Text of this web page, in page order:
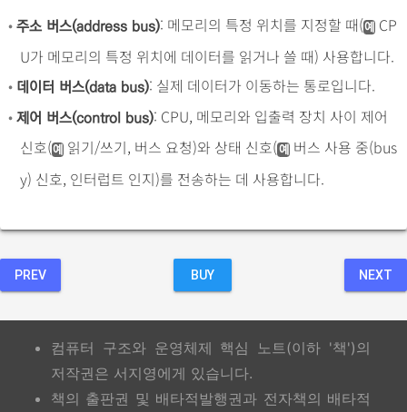
• 주소 버스(address bus): 메모리의 특정 위치를 지정할 때(예
CP
U가 메모리의 특정 위치에 데이터를 읽거나 쓸 때) 사용합니다.
• 데이터 버스(data bus): 실제 데이터가 이동하는 통로입니다.
• 제어 버스(control bus): CPU, 메모리와 입출력 장치 사이 제어
신호(예 읽기/쓰기, 버스 요청)와 상태 신호(예 버스 사용 중(bus
y) 신호, 인터럽트 인지)를 전송하는 데 사용합니다.
PREV BUY NEXT
컴퓨터 구조와 운영체제 핵심 노트(이하 '책')의
저작권은 서지영에게 있습니다.
책의 출판권 및 배타적발행권과 전자책의 배타적